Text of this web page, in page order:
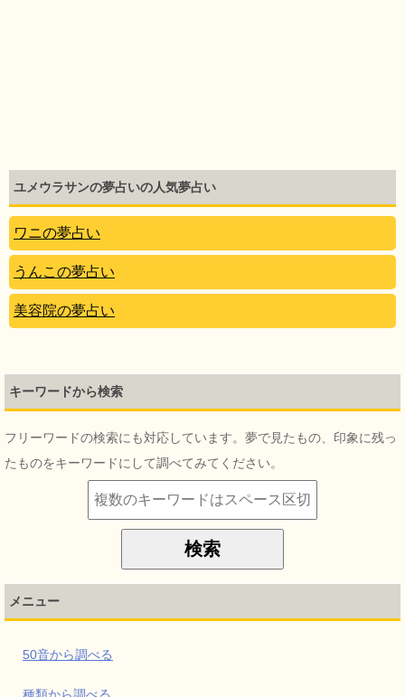
ユメウラサンの夢占いの人気夢占い
ワニの夢占い
うんこの夢占い
美容院の夢占い
キーワードから検索
フリーワードの検索にも対応しています。夢で見たもの、印象に残っ
たものをキーワードにして調べてみてください。
メニュー
50音から調べる
種類から調べる